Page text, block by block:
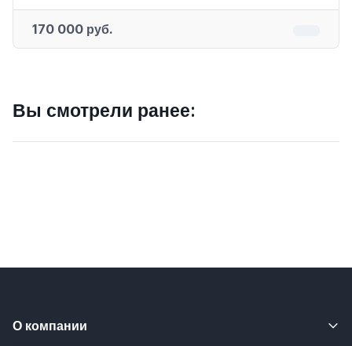
170 000 руб.
Вы смотрели ранее:
О компании